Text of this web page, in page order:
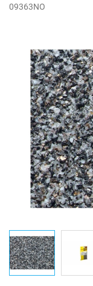
09363NO